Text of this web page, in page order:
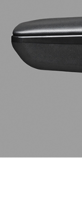
S armsteun is
S armsteun is een
als kernwoorden.